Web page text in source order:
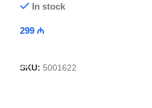
In stock
299 ₼
SKU: 5001622